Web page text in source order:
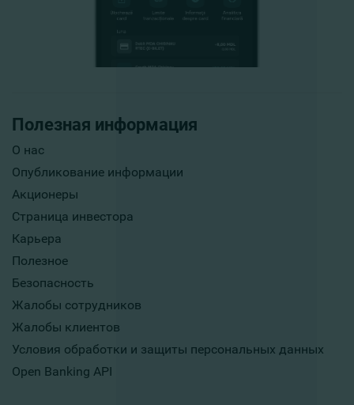
Полезная информация
О нас
Опубликование информации
Акционеры
Страница инвестора
Карьера
Полезное
Безопасность
Жалобы сотрудников
Жалобы клиентов
Условия обработки и защиты персональных данных
Open Banking API